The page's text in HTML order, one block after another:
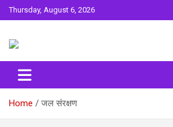
Skip
to
Thursday, August 6, 2026
Surta
Home जल संरक्षण